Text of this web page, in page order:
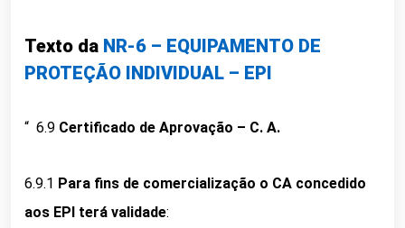
Texto da NR-6 – EQUIPAMENTO DE
PROTEÇÃO INDIVIDUAL – EPI
“ 6.9 Certificado de Aprovação – C. A.
6.9.1 Para fins de comercialização o CA concedido
aos EPI terá validade: